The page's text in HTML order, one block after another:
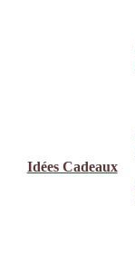
Idées Cadeaux